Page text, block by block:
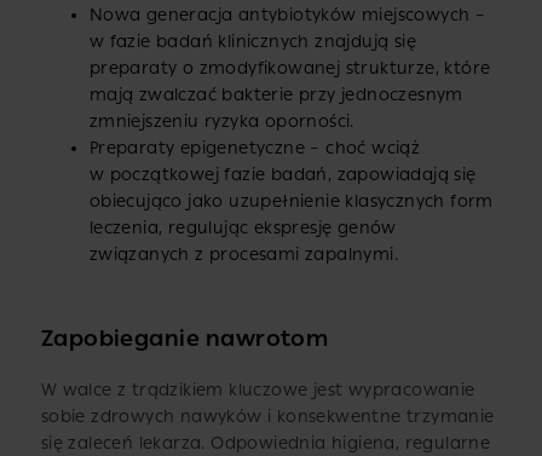
Nowa generacja antybiotyków miejscowych –
w fazie badań klinicznych znajdują się
preparaty o zmodyfikowanej strukturze, które
mają zwalczać bakterie przy jednoczesnym
zmniejszeniu ryzyka oporności.
Preparaty epigenetyczne – choć wciąż
w początkowej fazie badań, zapowiadają się
obiecująco jako uzupełnienie klasycznych form
leczenia, regulując ekspresję genów
związanych z procesami zapalnymi.
Zapobieganie nawrotom
W walce z trądzikiem kluczowe jest wypracowanie
sobie zdrowych nawyków i konsekwentne trzymanie
się zaleceń lekarza. Odpowiednia higiena, regularne